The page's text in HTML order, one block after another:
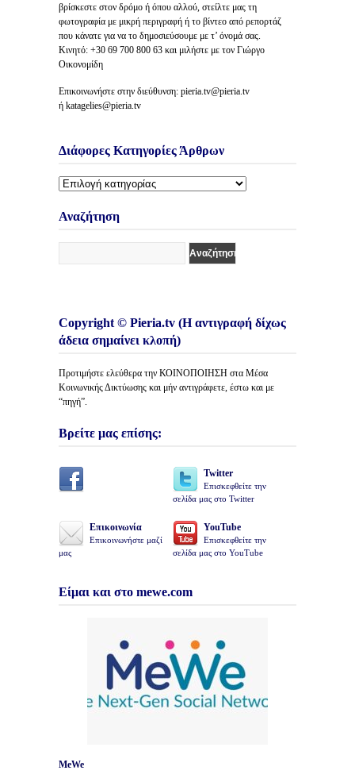
βρίσκεστε στον δρόμο ή όπου αλλού, στείλτε μας τη
φωτογραφία με μικρή περιγραφή ή το βίντεο από ρεπορτάζ
που κάνατε για να το δημοσιεύσουμε με τ’ όνομά σας.
Κινητό: +30 69 700 800 63 και μιλήστε με τον Γιώργο
Οικονομίδη
Επικοινωνήστε στην διεύθυνση: pieria.tv@pieria.tv
ή katagelies@pieria.tv
Διάφορες Κατηγορίες Άρθρων
Διάφορες
Άρθρων
Αναζήτηση
Copyright © Pieria.tv (Η αντιγραφή δίχως
άδεια σημαίνει κλοπή)
Προτιμήστε ελεύθερα την ΚΟΙΝΟΠΟΙΗΣΗ στα Μέσα
Κοινωνικής Δικτύωσης και μήν αντιγράφετε, έστω και με
“πηγή”.
Βρείτε μας επίσης:
Twitter
Επισκεφθείτε την
σελίδα μας στο Twitter
Επικοινωνία
Επικοινωνήστε μαζί
μας
YouTube
Επισκεφθείτε την
σελίδα μας στο YouTube
Είμαι και στο mewe.com
MeWe